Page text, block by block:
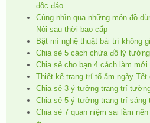
độc đáo
Cùng nhìn qua những món đồ
Nội sau thời bao cấp
Bật mí nghệ thuật bài trí không
Chia sẻ 5 cách chứa đồ lý
Chia sẻ cho bạn 4 cách làm mới
Thiết kế trang trí tổ ấm ngày Tết
Chia sẻ 3 ý tưởng trang trí
Chia sẻ 5 ý tưởng trang trí sáng
Chia sẻ 7 quan niệm sai lầm